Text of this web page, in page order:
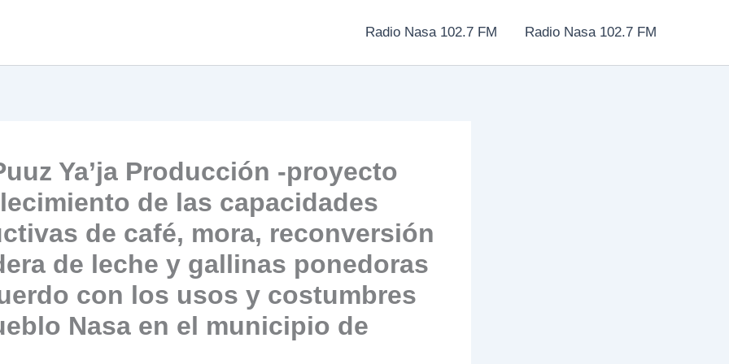
Radio Nasa 102.7 FM Radio Nasa 102.7 FM
Ya’ja Producción -proyecto
de las capacidades
de café, mora, reconversión
de leche y gallinas ponedoras
con los usos y costumbres
Nasa en el municipio de